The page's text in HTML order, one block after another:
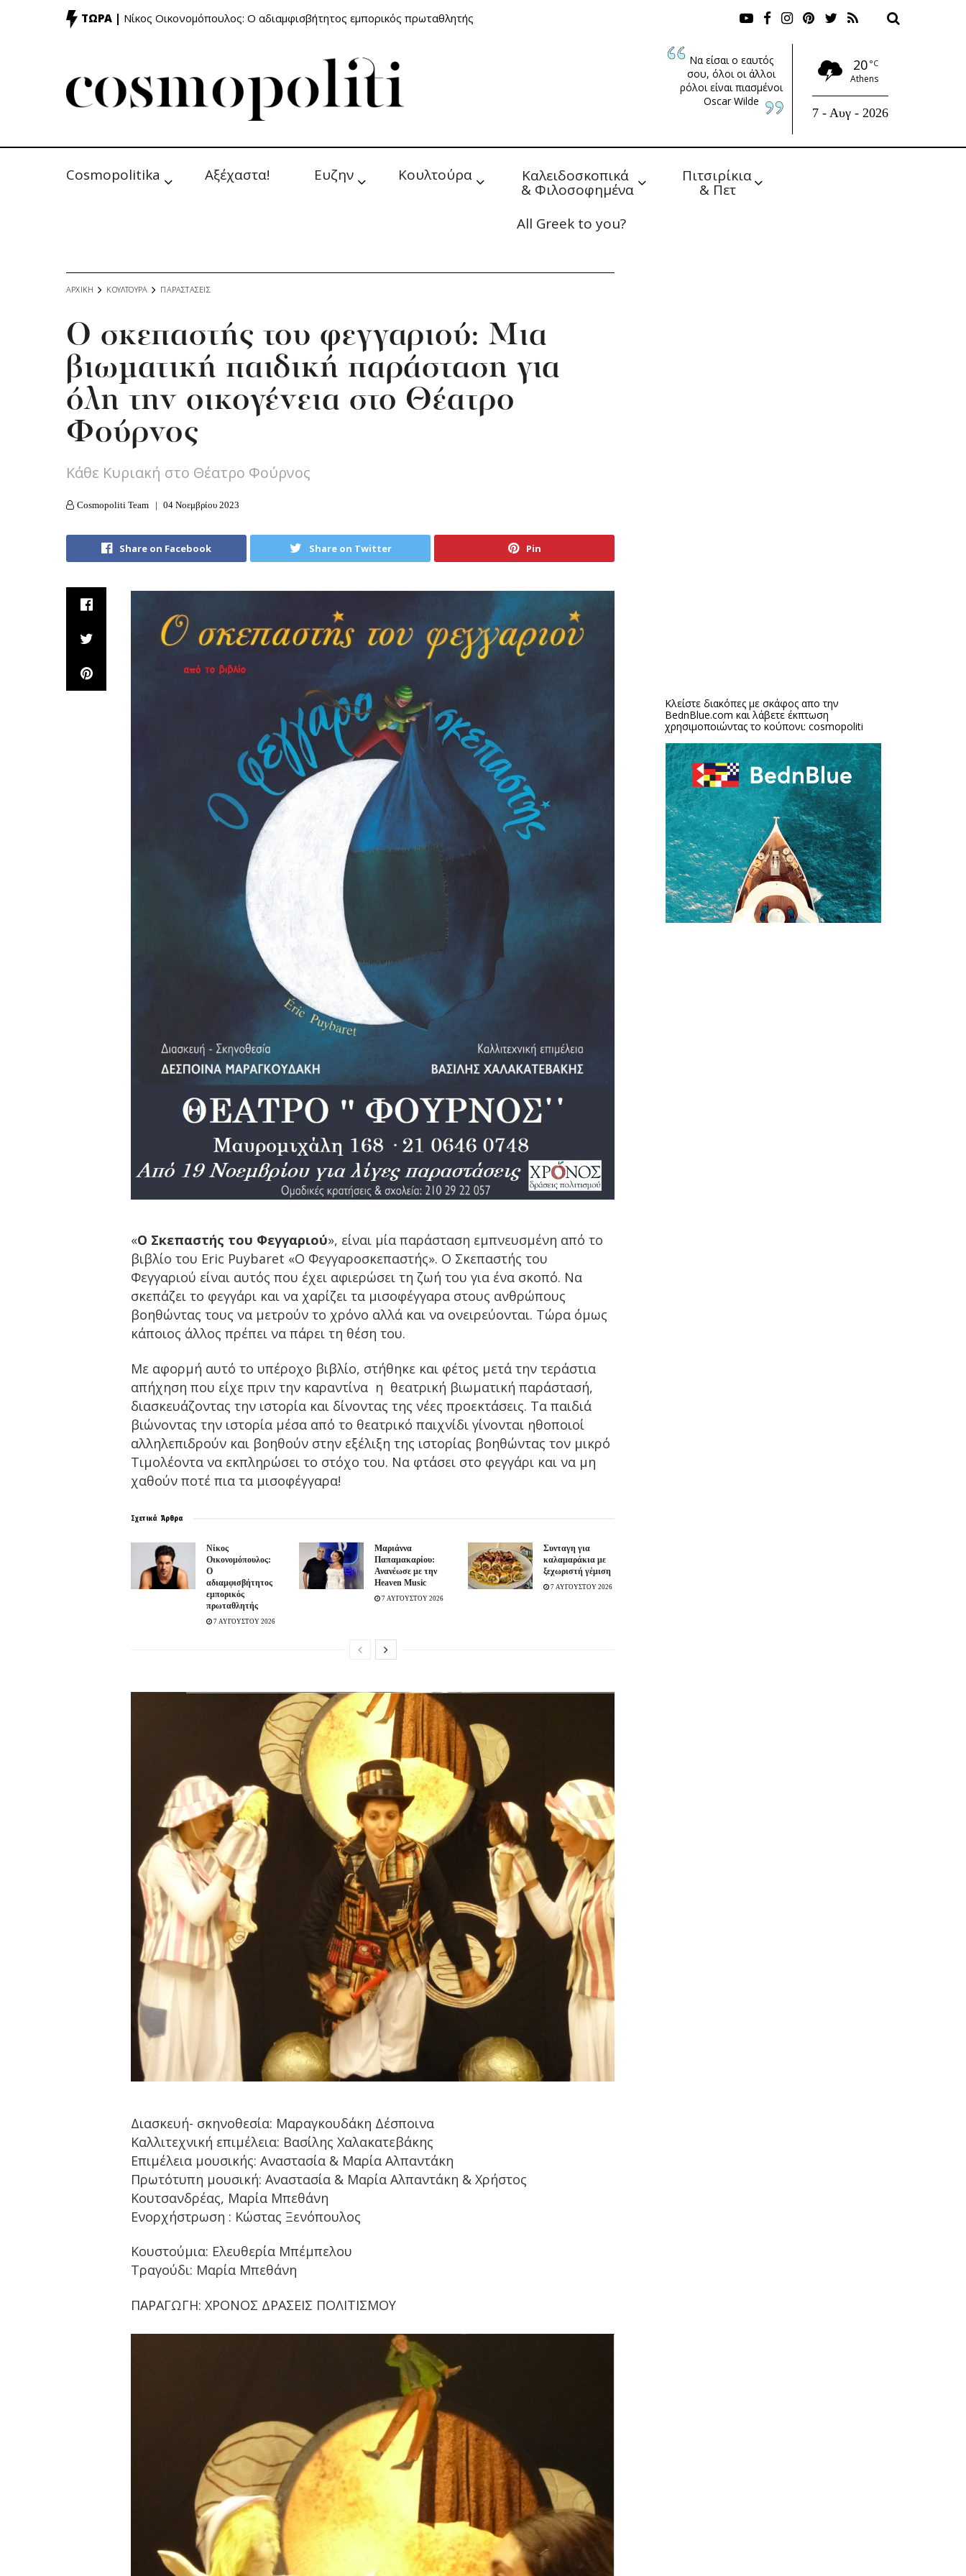
ΤΩΡΑ | Νίκος Οικονομόπουλος: Ο αδιαμφισβήτητος εμπορικός πρωταθλητής
Να είσαι ο εαυτός
σου, όλοι οι άλλοι
ρόλοι είναι πιασμένοι
Oscar Wilde
20 °C
Athens
7 - Αυγ - 2026
Cosmopolitika Αξέχαστα! Ευζην Κουλτούρα Καλειδοσκοπικά
& Φιλοσοφημένα
Πιτσιρίκια
& Πετ
All Greek to you?
ΑΡΧΙΚΗ ΚΟΥΛΤΟΥΡΑ ΠΑΡΑΣΤΑΣΕΙΣ
Ο σκεπαστής του φεγγαριού: Μια
βιωματική παιδική παράσταση για
όλη την οικογένεια στο Θέατρο
Φούρνος
Κάθε Κυριακή στο Θέατρο Φούρνος
Cosmopoliti Team 04 Νοεμβρίου 2023
Share on Facebook Share on Twitter Pin
«Ο Σκεπαστής του Φεγγαριού», είναι μία παράσταση εμπνευσμένη από το
βιβλίο του Eric Puybaret «Ο Φεγγαροσκεπαστής». Ο Σκεπαστής του
Φεγγαριού είναι αυτός που έχει αφιερώσει τη ζωή του για ένα σκοπό. Να
σκεπάζει το φεγγάρι και να χαρίζει τα μισοφέγγαρα στους ανθρώπους
βοηθώντας τους να μετρούν το χρόνο αλλά και να ονειρεύονται. Τώρα όμως
κάποιος άλλος πρέπει να πάρει τη θέση του.
Με αφορμή αυτό το υπέροχο βιβλίο, στήθηκε και φέτος μετά την τεράστια
απήχηση που είχε πριν την καραντίνα η θεατρική βιωματική παράστασή,
διασκευάζοντας την ιστορία και δίνοντας της νέες προεκτάσεις. Τα παιδιά
βιώνοντας την ιστορία μέσα από το θεατρικό παιχνίδι γίνονται ηθοποιοί
αλληλεπιδρούν και βοηθούν στην εξέλιξη της ιστορίας βοηθώντας τον μικρό
Τιμολέοντα να εκπληρώσει το στόχο του. Να φτάσει στο φεγγάρι και να μη
χαθούν ποτέ πια τα μισοφέγγαρα!
Σχετικά Άρθρα
Νίκος
Οικονομόπουλος:
Ο
αδιαμφισβήτητος
εμπορικός
πρωταθλητής
7 ΑΥΓΟΥΣΤΟΥ 2026
Μαριάννα
Παπαμακαρίου:
Ανανέωσε με την
Heaven Music
7 ΑΥΓΟΥΣΤΟΥ 2026
Συνταγη για
καλαμαράκια με
ξεχωριστή γέμιση
7 ΑΥΓΟΥΣΤΟΥ 2026
Διασκευή- σκηνοθεσία: Μαραγκουδάκη Δέσποινα
Καλλιτεχνική επιμέλεια: Βασίλης Χαλακατεβάκης
Επιμέλεια μουσικής: Αναστασία & Μαρία Αλπαντάκη
Πρωτότυπη μουσική: Αναστασία & Μαρία Αλπαντάκη & Χρήστος
Κουτσανδρέας, Μαρία Μπεθάνη
Ενορχήστρωση : Κώστας Ξενόπουλος
Κουστούμια: Ελευθερία Μπέμπελου
Τραγούδι: Μαρία Μπεθάνη
ΠΑΡΑΓΩΓΗ: ΧΡΟΝΟΣ ΔΡΑΣΕΙΣ ΠΟΛΙΤΙΣΜΟΥ
Κλείστε διακόπες με σκάφος απο την
BednBlue.com και λάβετε έκπτωση
χρησιμοποιώντας το κούπονι: cosmopoliti